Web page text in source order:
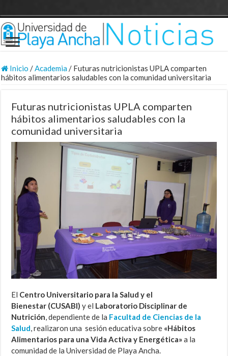
Inicio /Academia/ Futuras nutricionistas UPLA comparten
hábitos alimentarios saludables con la comunidad universitaria
Futuras nutricionistas UPLA comparten
hábitos alimentarios saludables con la
comunidad universitaria
El Centro Universitario para la Salud y el
Bienestar (CUSABI) y el Laboratorio Disciplinar de
Nutrición, dependiente de la Facultad de Ciencias de la
Salud, realizaron una sesión educativa sobre «Hábitos
Alimentarios para una Vida Activa y Energética»a la
comunidad de la Universidad de Playa Ancha.